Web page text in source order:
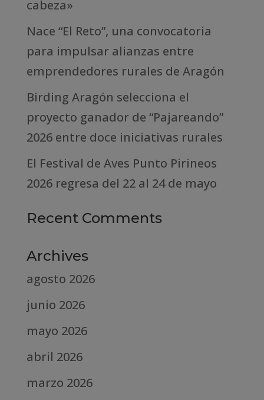
cabeza»
Nace “El Reto”, una convocatoria
para impulsar alianzas entre
emprendedores rurales de Aragón
Birding Aragón selecciona el
proyecto ganador de “Pajareando”
2026 entre doce iniciativas rurales
El Festival de Aves Punto Pirineos
2026 regresa del 22 al 24 de mayo
Recent Comments
Archives
agosto 2026
junio 2026
mayo 2026
abril 2026
marzo 2026